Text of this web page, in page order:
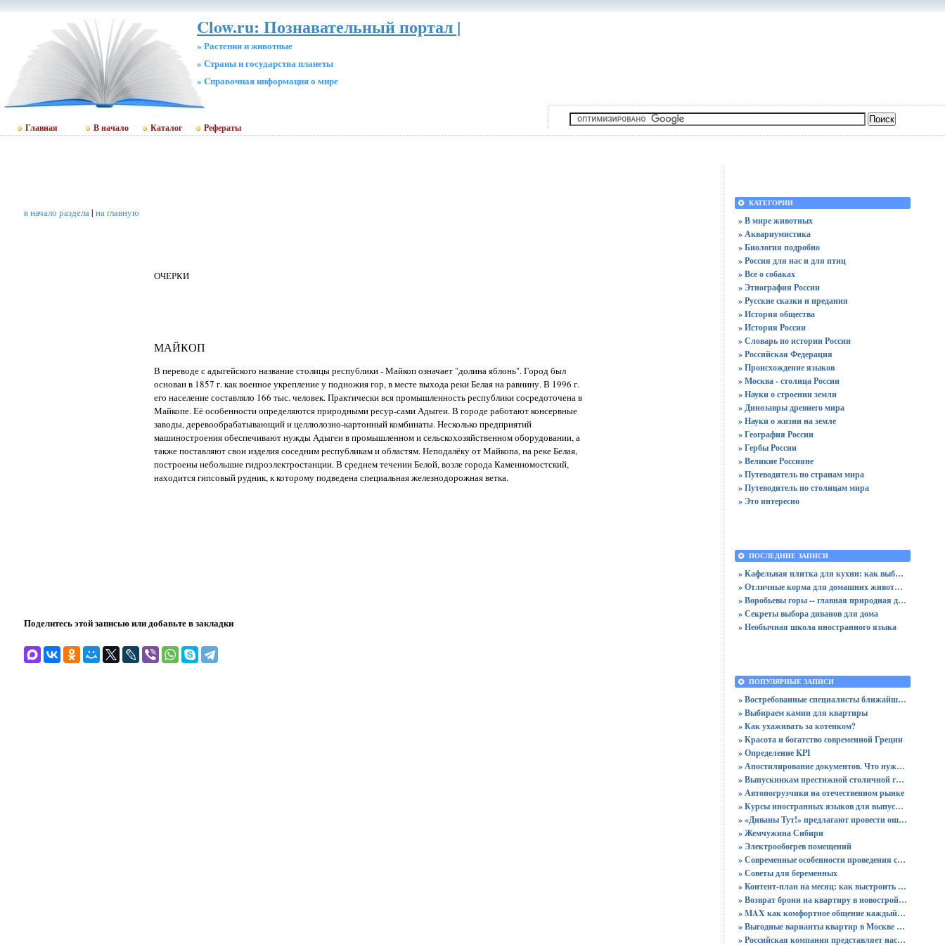
Clow.ru: Познавательный портал |
» Растения и животные
» Страны и государства планеты
» Cправочная информация о мире
Главная В начало Каталог Рефераты
в начало раздела| на главную
ОЧЕРКИ
МАЙКОП
В переводе с адыгейского название столицы республики - Майкоп означает "долина яблонь". Город был
основан в 1857 г. как военное укрепление у подножия гор, в месте выхода реки Белая на равнину. В 1996 г.
его население составляло 166 тыс. человек. Практически вся промышленность республики сосредоточена в
Майкопе. Её особенности определяются природными ресур-сами Адыгеи. В городе работают консервные
заводы, деревообрабатывающий и целлюлозно-картонный комбинаты. Несколько предприятий
машиностроения обеспечивают нужды Адыгеи в промышленном и сельскохозяйственном оборудовании, а
также поставляют свои изделия соседним республикам и областям. Неподалёку от Майкопа, на реке Белая,
построены небольшие гидроэлектростанции. В среднем течении Белой, возле города Каменномостский,
находится гипсовый рудник, к которому подведена специальная железнодорожная ветка.
Поделитесь этой записью или добавьте в закладки
КАТЕГОРИИ
» В мире животных
» Аквариумистика
» Биология подробно
» Россия для нас и для птиц
» Все о собаках
» Этнография России
» Русские сказки и предания
» История общества
» История России
» Словарь по истории России
» Российская Федерация
» Происхождение языков
» Москва - столица России
» Науки о строении земли
» Динозавры древнего мира
» Науки о жизни на земле
» География России
» Гербы России
» Великие Россияне
» Путеводитель по странам мира
» Путеводитель по столицам мира
» Это интересно
ПОСЛЕДНИЕ ЗАПИСИ
» Кафельная плитка для кухни: как выбрать практичную отделку
» Отличные корма для домашних животных
» Воробьевы горы -- главная природная достопримечательность Москвы
» Секреты выбора диванов для дома
» Необычная школа иностранного языка
ПОПУЛЯРНЫЕ ЗАПИСИ
» Востребованные специалисты ближайшего будущего
» Выбираем камин для квартиры
» Как ухаживать за котенком?
» Красота и богатство современной Греции
» Определение KPI
» Апостилирование документов. Что нужно учитывать?
» Выпускникам престижной столичной гимназии вручены 64 аттестата
» Автопогрузчики на отечественном рынке
» Курсы иностранных языков для выпускников
» «Диваны Тут!» предлагают провести ошеломительную ночь!
» Жемчужина Сибири
» Электрообогрев помещений
» Современные особенности проведения сертификации
» Советы для беременных
» Контент-план на месяц: как выстроить стратегию публикаций без хаоса
» Возврат брони на квартиру в новостройке - пошаговая инструкция и советы юриста
» MAX как комфортное общение каждый день: звонки без ограничений и файлы до 4 ГБ
» Выгодные варианты квартир в Москве с доступными ценами для покупки без переплат
» Российская компания представляет настольный ПК